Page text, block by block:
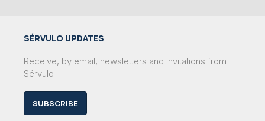
SÉRVULO UPDATES
Receive, by email, newsletters and invitations from
Sérvulo
SUBSCRIBE